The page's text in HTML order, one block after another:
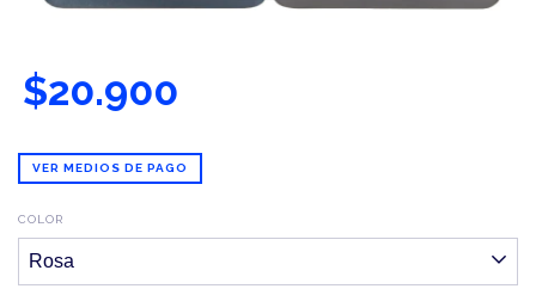
$20.900
VER MEDIOS DE PAGO
COLOR